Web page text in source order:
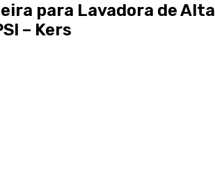
para Lavadora de Alta
– Kers